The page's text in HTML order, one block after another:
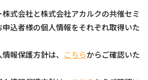
式会社と株式会社アカルクの共催セミ
込者様の個人情報をそれぞれ取得いた
報保護方針は、 こちらからご確認いた